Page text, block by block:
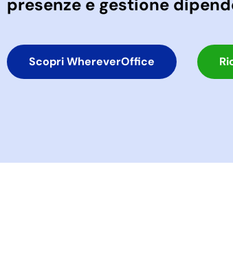
Scopri WhereverOffice